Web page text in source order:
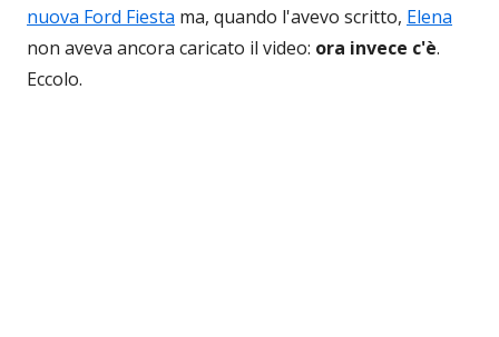
nuova Ford Fiesta ma, quando l'avevo scritto, Elena
non aveva ancora caricato il video: ora invece c'è.
Eccolo.